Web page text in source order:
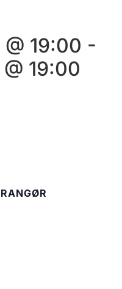
19:00 -
19:00